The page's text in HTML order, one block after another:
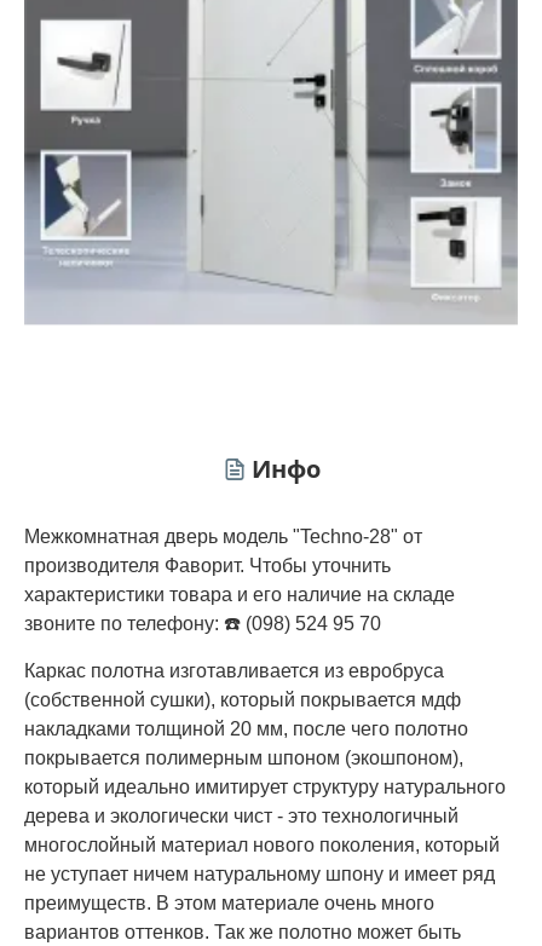
Инфо
Межкомнатная дверь модель "Techno-28" от
производителя Фаворит. Чтобы уточнить
характеристики товара и его наличие на складе
звоните по телефону: ☎️ (098) 524 95 70
Каркас полотна изготавливается из евробруса
(собственной сушки), который покрывается мдф
накладками толщиной 20 мм, после чего полотно
покрывается полимерным шпоном (экошпоном),
который идеально имитирует структуру натурального
дерева и экологически чист - это технологичный
многослойный материал нового поколения, который
не уступает ничем натуральному шпону и имеет ряд
преимуществ. В этом материале очень много
вариантов оттенков. Так же полотно может быть